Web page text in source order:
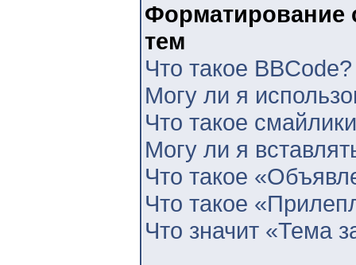
Форматирование
тем
Что такое BBCode?
Могу ли я
Что такое
Могу ли я
Что такое
Что такое
Что значит «Тема